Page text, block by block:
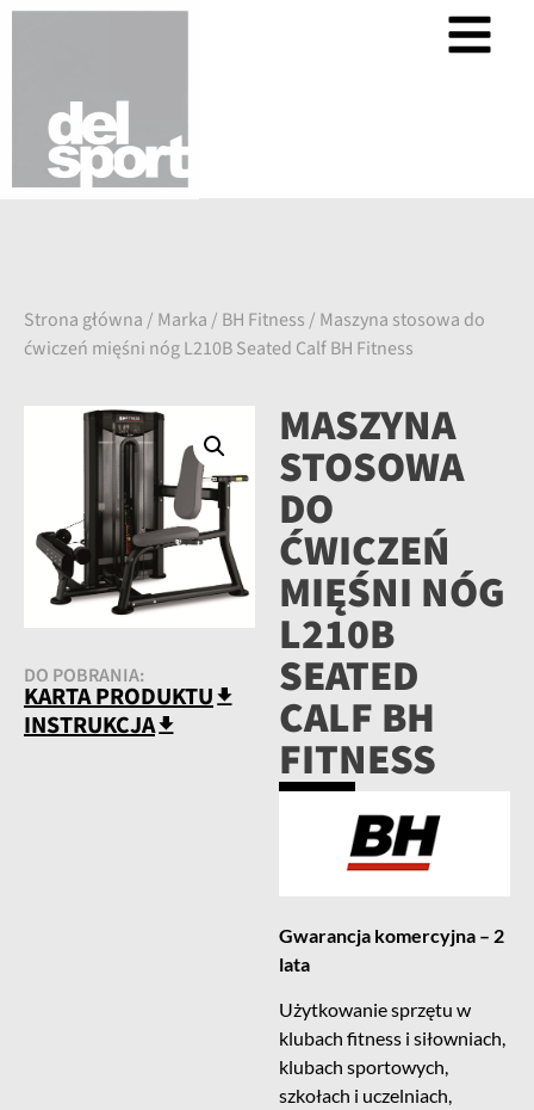
Strona główna / Marka / BH Fitness / Maszyna stosowa do
ćwiczeń mięśni nóg L210B Seated Calf BH Fitness
DO POBRANIA:
KARTA PRODUKTU
INSTRUKCJA
MASZYNA
STOSOWA
DO
ĆWICZEŃ
MIĘŚNI NÓG
L210B
SEATED
CALF BH
FITNESS
Gwarancja komercyjna – 2
lata
Użytkowanie sprzętu w
klubach fitness i siłowniach,
klubach sportowych,
szkołach i uczelniach,